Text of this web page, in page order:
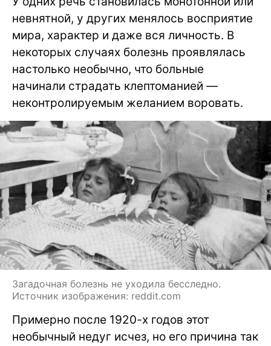
невнятной, у других менялось восприятие
мира, характер и даже вся личность. В
некоторых случаях болезнь проявлялась
настолько необычно, что больные
начинали страдать клептоманией —
неконтролируемым желанием воровать.
Загадочная болезнь не уходила бесследно.
Источник изображения: reddit.com
Примерно после 1920-х годов этот
необычный недуг исчез, но его причина так